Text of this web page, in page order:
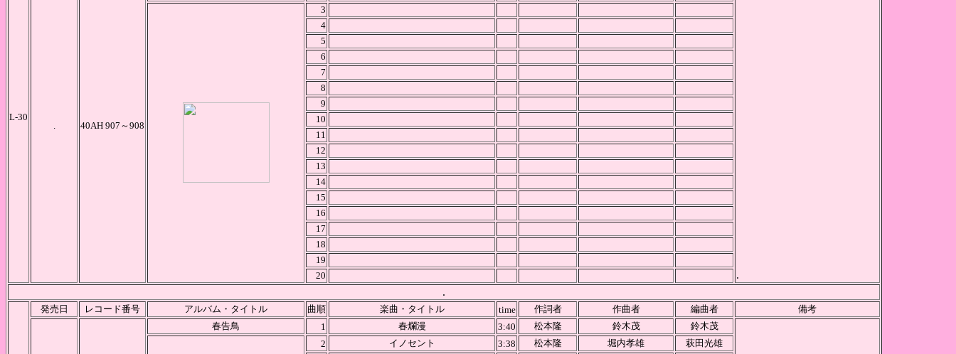
L-30
. 40AH 907～908
.
3
4
5
6
7
8
9
10
11
12
13
14
15
16
17
18
19
20
.
発売日 レコード番号 アルバム・タイトル 曲順 楽曲・タイトル time 作詞者 作曲者 編曲者 備考
春告鳥 1 春爛漫 3:40 松本隆 鈴木茂 鈴木茂
2 イノセント 3:38 松本隆 堀内孝雄
萩田光雄